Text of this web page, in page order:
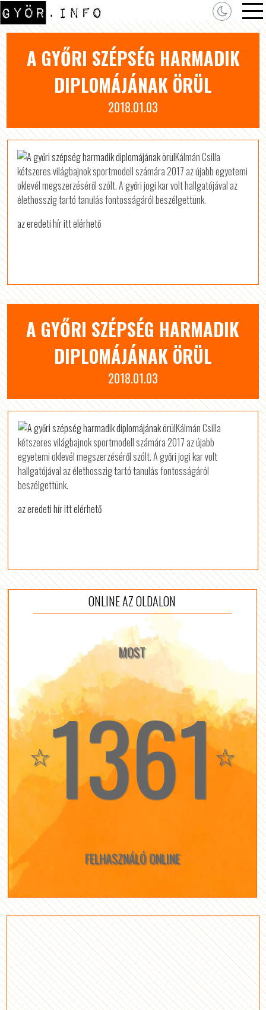
A GYŐRI SZÉPSÉG HARMADIK
DIPLOMÁJÁNAK ÖRÜL
2018.01.03
Kálmán Csilla
kétszeres világbajnok sportmodell számára 2017 az újabb egyetemi
oklevél megszerzéséről szólt. A győri jogi kar volt hallgatójával az
élethosszig tartó tanulás fontosságáról beszélgettünk.
az eredeti hír itt elérhető
A GYŐRI SZÉPSÉG HARMADIK
DIPLOMÁJÁNAK ÖRÜL
2018.01.03
Kálmán Csilla
kétszeres világbajnok sportmodell számára 2017 az újabb
egyetemi oklevél megszerzéséről szólt. A győri jogi kar volt
hallgatójával az élethosszig tartó tanulás fontosságáról
beszélgettünk.
az eredeti hír itt elérhető
ONLINE AZ OLDALON
MOST
☆1361☆
FELHASZNÁLÓ ONLINE